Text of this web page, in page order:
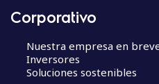
Corporativo
Nuestra empresa en
Inversores
Soluciones sostenibles